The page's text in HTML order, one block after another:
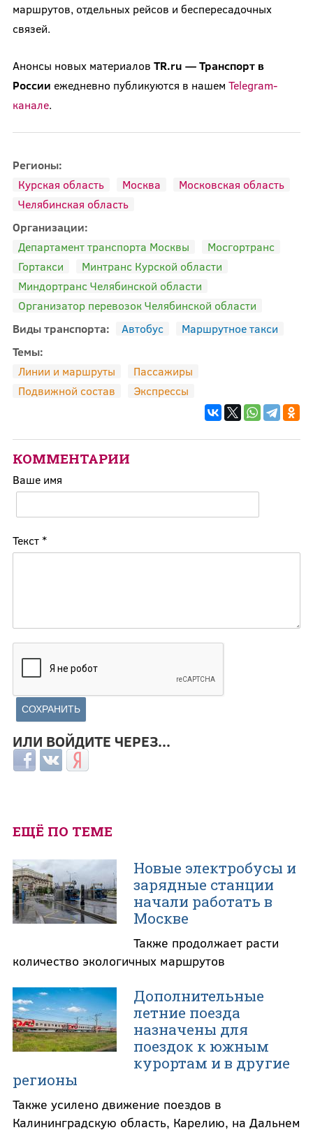
маршрутов, отдельных рейсов и беспересадочных
связей.
Анонсы новых материалов TR.ru — Транспорт в
России ежедневно публикуются в нашем Telegram-
канале.
Регионы:
Курская область
Москва
Московская область
Челябинская область
Организации:
Департамент транспорта Москвы
Мосгортранс
Гортакси
Минтранс Курской области
Миндортранс Челябинской области
Организатор перевозок Челябинской области
Виды транспорта:
Автобус
Маршрутное такси
Темы:
Линии и маршруты
Пассажиры
Подвижной состав
Экспрессы
КОММЕНТАРИИ
Ваше имя
Текст *
ИЛИ ВОЙДИТЕ ЧЕРЕЗ...
Login with Facebook
Login with ВКонтакте
Login with Яндекс
ЕЩЁ ПО ТЕМЕ
Новые электробусы и
зарядные станции
начали работать в
Москве
Также продолжает расти
количество экологичных маршрутов
Дополнительные
летние поезда
назначены для
поездок к южным
курортам и в другие
регионы
Также усилено движение поездов в
Калининградскую область, Карелию, на Дальнем